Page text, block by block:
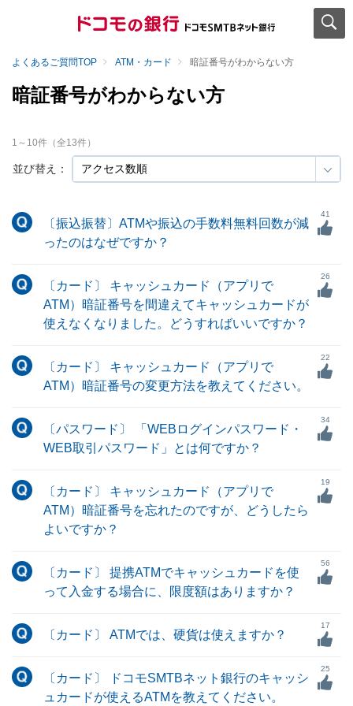
よくあるご質問TOP ATM・カード 暗証番号がわからない方
暗証番号がわからない方
並び替え：
1 ～ 10件（全13件）
〔振込振替〕ATMや振込の手数料無料回数が減
ったのはなぜですか？
41
〔カード〕 キャッシュカード（アプリで
ATM）暗証番号を間違えてキャッシュカードが
使えなくなりました。どうすればいいですか？
26
〔カード〕 キャッシュカード（アプリで
ATM）暗証番号の変更方法を教えてください。
22
〔パスワード〕 「WEBログインパスワード・
WEB取引パスワード」とは何ですか？
34
〔カード〕 キャッシュカード（アプリで
ATM）暗証番号を忘れたのですが、どうしたら
よいですか？
19
〔カード〕 提携ATMでキャッシュカードを使
って入金する場合に、限度額はありますか？
56
〔カード〕 ATMでは、硬貨は使えますか？
17
〔カード〕 ドコモSMTBネット銀行のキャッシ
ュカードが使えるATMを教えてください。
25